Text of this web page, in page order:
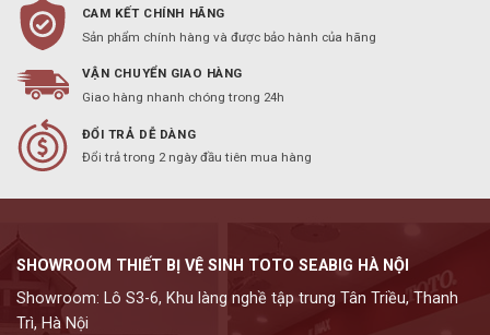
CAM KẾT CHÍNH HÃNG
Sản phẩm chính hàng và được bảo hành của hãng
VẬN CHUYỂN GIAO HÀNG
Giao hàng nhanh chóng trong 24h
ĐỔI TRẢ DỄ DÀNG
Đổi trả trong 2 ngày đầu tiên mua hàng
SHOWROOM THIẾT BỊ VỆ SINH TOTO SEABIG HÀ NỘI
Showroom: Lô S3-6, Khu làng nghề tập trung Tân Triều, Thanh
Trì, Hà Nội